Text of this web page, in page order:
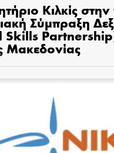
Κιλκίς
Σύμπραξη
Skills
Μακεδονίας